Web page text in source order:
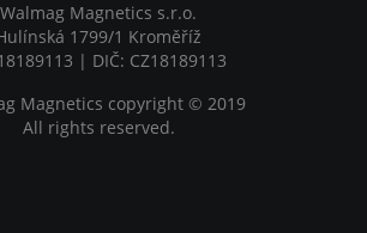
Walmag Magnetics s.r.o.
1799/1 Kroměříž
| DIČ: CZ18189113
Magnetics copyright © 2019
All rights reserved.